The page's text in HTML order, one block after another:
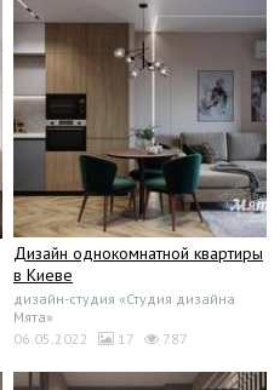
Дизайн однокомнатной квартиры
в Киеве
дизайн-студия «Студия дизайна
Мята»
06.05.2022
17 787